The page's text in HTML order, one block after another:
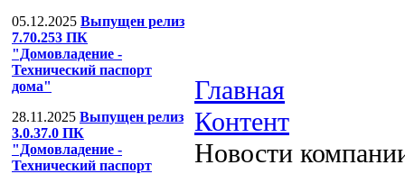
05.12.2025 Выпущен релиз
7.70.253 ПК
"Домовладение -
Технический паспорт
дома"
28.11.2025 Выпущен релиз
3.0.37.0 ПК
"Домовладение -
Технический паспорт
Главная
Контент
Новости